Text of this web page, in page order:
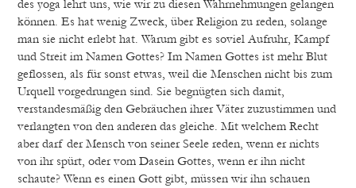
des yoga lehrt uns, wie wir zu diesen Wahrnehmungen gelangen
können. Es hat wenig Zweck, über Religion zu reden, solange
man sie nicht erlebt hat. Warum gibt es soviel Aufruhr, Kampf
und Streit im Namen Gottes? Im Namen Gottes ist mehr Blut
geflossen, als für sonst etwas, weil die Menschen nicht bis zum
Urquell vorgedrungen sind. Sie begnügten sich damit,
verstandesmäßig den Gebräuchen ihrer Väter zuzustimmen und
verlangten von den anderen das gleiche. Mit welchem Recht
aber darf der Mensch von seiner Seele reden, wenn er nichts
von ihr spürt, oder vom Dasein Gottes, wenn er ihn nicht
schaute? Wenn es einen Gott gibt, müssen wir ihn schauen